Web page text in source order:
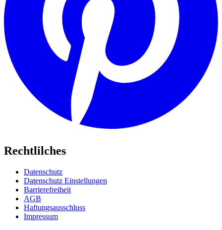
Rechtlilches
Datenschutz
Datenschutz Einstellungen
Barrierefreiheit
AGB
Haftungsausschluss
Impressum